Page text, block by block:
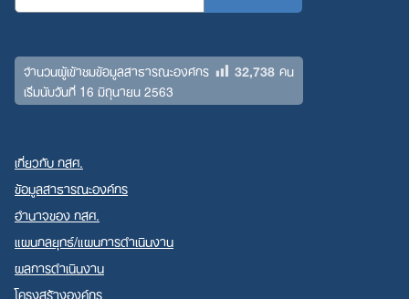
จำนวนผู้เข้าชมข้อมูลสาธารณะองค์กร 32,738คน
เริ่มนับวันที่ 16 มิถุนายน 2563
เกี่ยวกับ กสศ.
ข้อมูลสาธารณะองค์กร
อำนาจของ กสศ.
แผนกลยุทธ์/แผนการดำเนินงาน
ผลการดำเนินงาน
โครงสร้างองค์กร